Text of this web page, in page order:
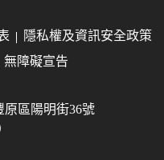
隱私權及資訊安全政策
無障礙宣告
原區陽明街36號